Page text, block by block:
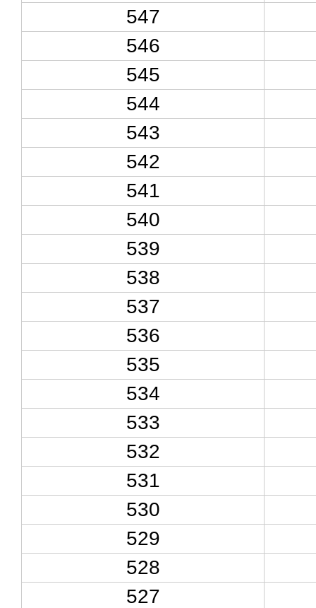
547
546
545
544
543
542
541
540
539
538
537
536
535
534
533
532
531
530
529
528
527